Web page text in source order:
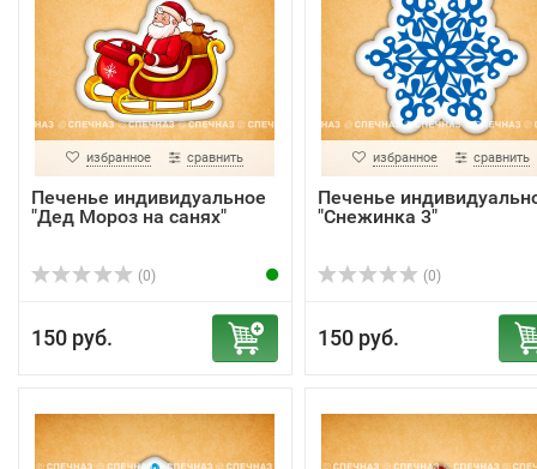
избранное сравнить
Печенье индивидуальное
"Дед Мороз на санях"
(0)
150 руб.
избранное сравнить
Печенье
"Снежинка 3"
(0)
150 руб.